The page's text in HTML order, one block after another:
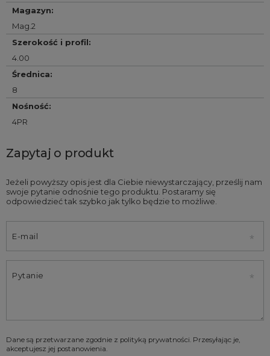
Magazyn:
Mag.2
Szerokość i profil:
4.00
Średnica:
8
Nośność:
4PR
Zapytaj o produkt
Jeżeli powyższy opis jest dla Ciebie niewystarczający, prześlij nam
swoje pytanie odnośnie tego produktu. Postaramy się
odpowiedzieć tak szybko jak tylko będzie to możliwe.
E-mail
Pytanie
Dane są przetwarzane zgodnie z polityką prywatności. Przesyłając je,
akceptujesz jej postanowienia.